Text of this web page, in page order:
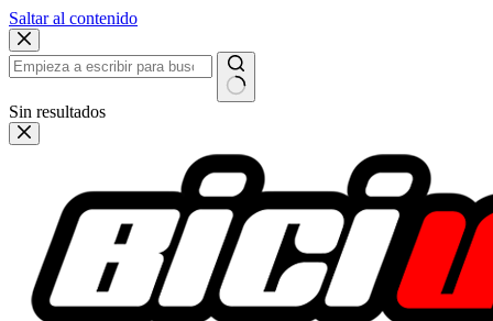
Saltar al contenido
Sin resultados